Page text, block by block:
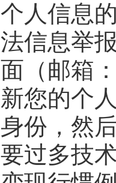
个人信息
法信息举
面（邮箱
新您的个
身份，然
要过多技